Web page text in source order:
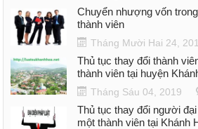
Chuyển nhượng vốn
thành viên
Tháng Mười Hai 24,
Thủ tục thay đổi thành
thành viên tại huyện
Tháng Sáu 04, 2019
Thủ tục thay đổi người
một thành viên tại Khánh